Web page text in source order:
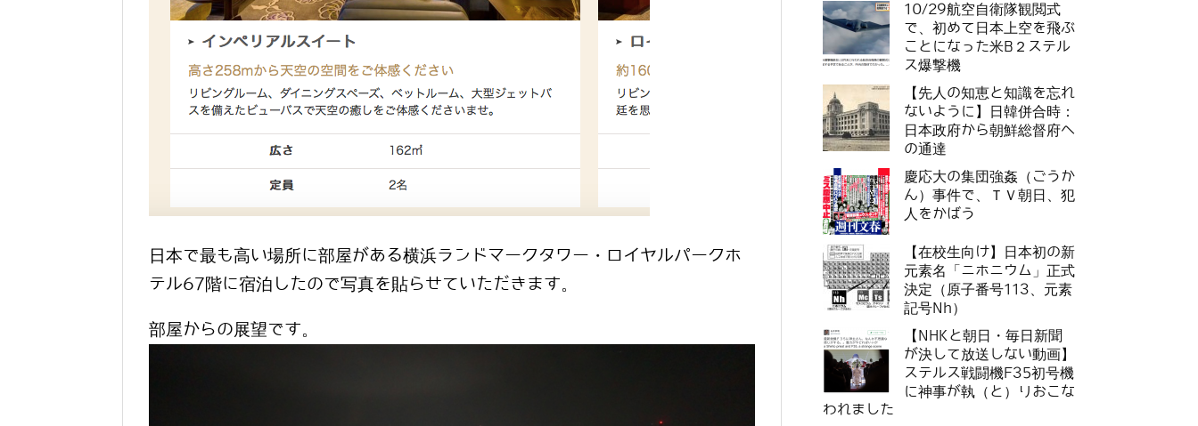
日本で最も高い場所に部屋がある横浜ランドマークタワー・ロイヤルパークホ
テル67階に宿泊したので写真を貼らせていただきます。
部屋からの展望です。
10/29航空自衛隊観閲式
で、初めて日本上空を飛ぶ
ことになった米B２ステル
ス爆撃機
【先人の知恵と知識を忘れ
ないように】日韓併合時：
日本政府から朝鮮総督府へ
の通達
慶応大の集団強姦（ごうか
ん）事件で、ＴＶ朝日、犯
人をかばう
【在校生向け】日本初の新
元素名「ニホニウム」正式
決定（原子番号113、元素
記号Nh）
【NHKと朝日・毎日新聞
が決して放送しない動画】
ステルス戦闘機F35初号機
に神事が執（と）りおこな
われました